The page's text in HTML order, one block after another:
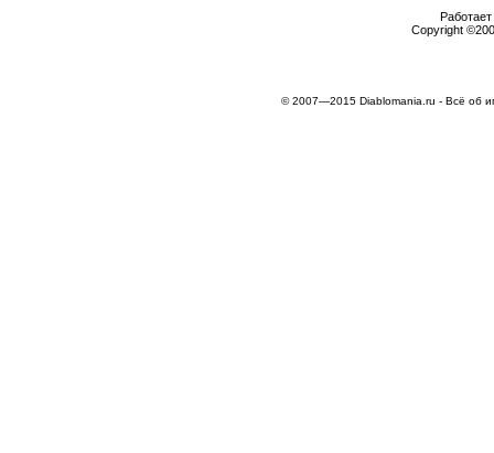
Copyright
© 2007—2015 Diablomania.ru - Всё об